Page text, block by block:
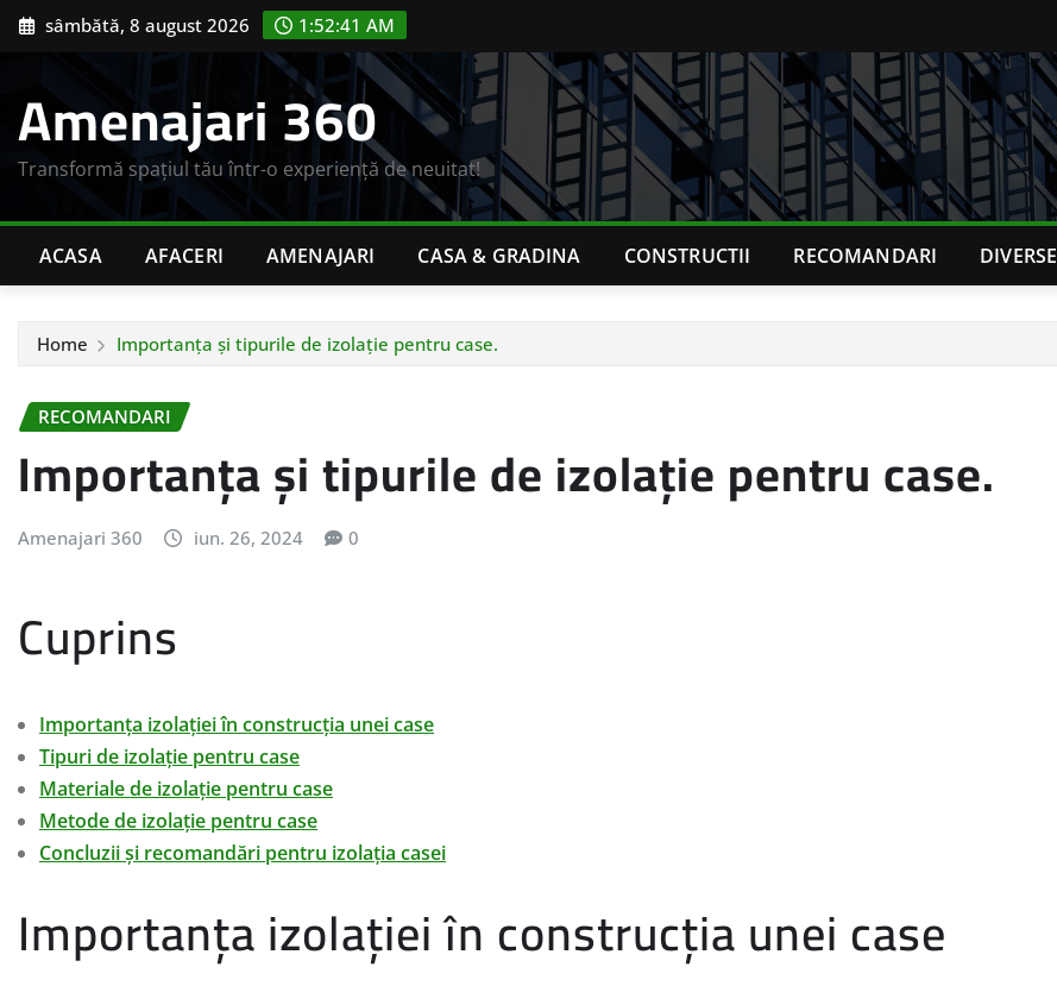
Skip sâmbătă, 8 august 2026 1:52:42 AM
Amenajari 360
Transformă spațiul tău într-o experiență de neuitat!
ACASA AFACERI AMENAJARI CASA & GRADINA CONSTRUCTII RECOMANDARI DIVERSE
Home Importanța și tipurile de izolație pentru case.
RECOMANDARI
Importanța și tipurile de izolație pentru case.
Amenajari 360 iun. 26, 2024 0
Cuprins
Importanța izolației în construcția unei case
Tipuri de izolație pentru case
Materiale de izolație pentru case
Metode de izolație pentru case
Concluzii și recomandări pentru izolația casei
Importanța izolației în construcția unei case